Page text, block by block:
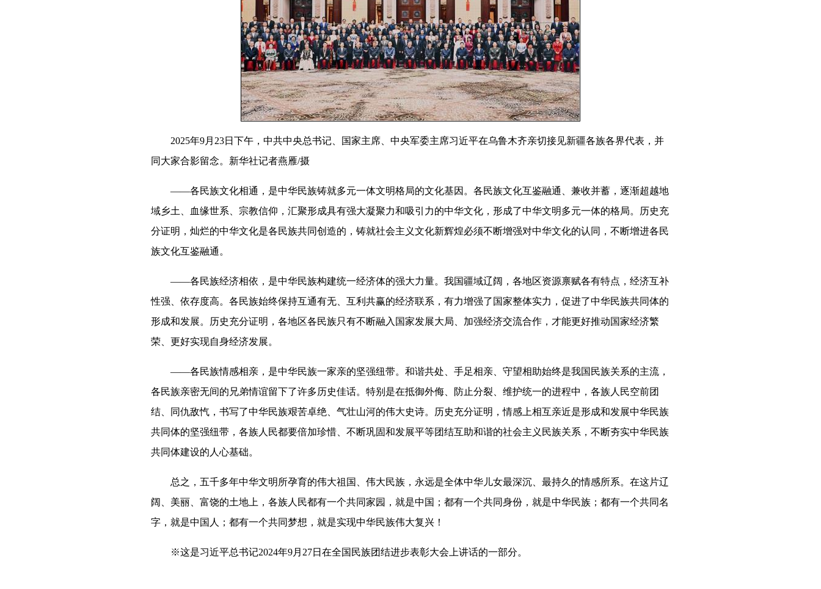
2025年9月23日下午，中共中央总书记、国家主席、中央军委主席习近平在乌鲁木齐亲切接见新疆各族各界代表，并
同大家合影留念。新华社记者燕雁/摄
——各民族文化相通，是中华民族铸就多元一体文明格局的文化基因。各民族文化互鉴融通、兼收并蓄，逐渐超越地
域乡土、血缘世系、宗教信仰，汇聚形成具有强大凝聚力和吸引力的中华文化，形成了中华文明多元一体的格局。历史充
分证明，灿烂的中华文化是各民族共同创造的，铸就社会主义文化新辉煌必须不断增强对中华文化的认同，不断增进各民
族文化互鉴融通。
——各民族经济相依，是中华民族构建统一经济体的强大力量。我国疆域辽阔，各地区资源禀赋各有特点，经济互补
性强、依存度高。各民族始终保持互通有无、互利共赢的经济联系，有力增强了国家整体实力，促进了中华民族共同体的
形成和发展。历史充分证明，各地区各民族只有不断融入国家发展大局、加强经济交流合作，才能更好推动国家经济繁
荣、更好实现自身经济发展。
——各民族情感相亲，是中华民族一家亲的坚强纽带。和谐共处、手足相亲、守望相助始终是我国民族关系的主流，
各民族亲密无间的兄弟情谊留下了许多历史佳话。特别是在抵御外侮、防止分裂、维护统一的进程中，各族人民空前团
结、同仇敌忾，书写了中华民族艰苦卓绝、气壮山河的伟大史诗。历史充分证明，情感上相互亲近是形成和发展中华民族
共同体的坚强纽带，各族人民都要倍加珍惜、不断巩固和发展平等团结互助和谐的社会主义民族关系，不断夯实中华民族
共同体建设的人心基础。
总之，五千多年中华文明所孕育的伟大祖国、伟大民族，永远是全体中华儿女最深沉、最持久的情感所系。在这片辽
阔、美丽、富饶的土地上，各族人民都有一个共同家园，就是中国；都有一个共同身份，就是中华民族；都有一个共同名
字，就是中国人；都有一个共同梦想，就是实现中华民族伟大复兴！
※这是习近平总书记2024年9月27日在全国民族团结进步表彰大会上讲话的一部分。